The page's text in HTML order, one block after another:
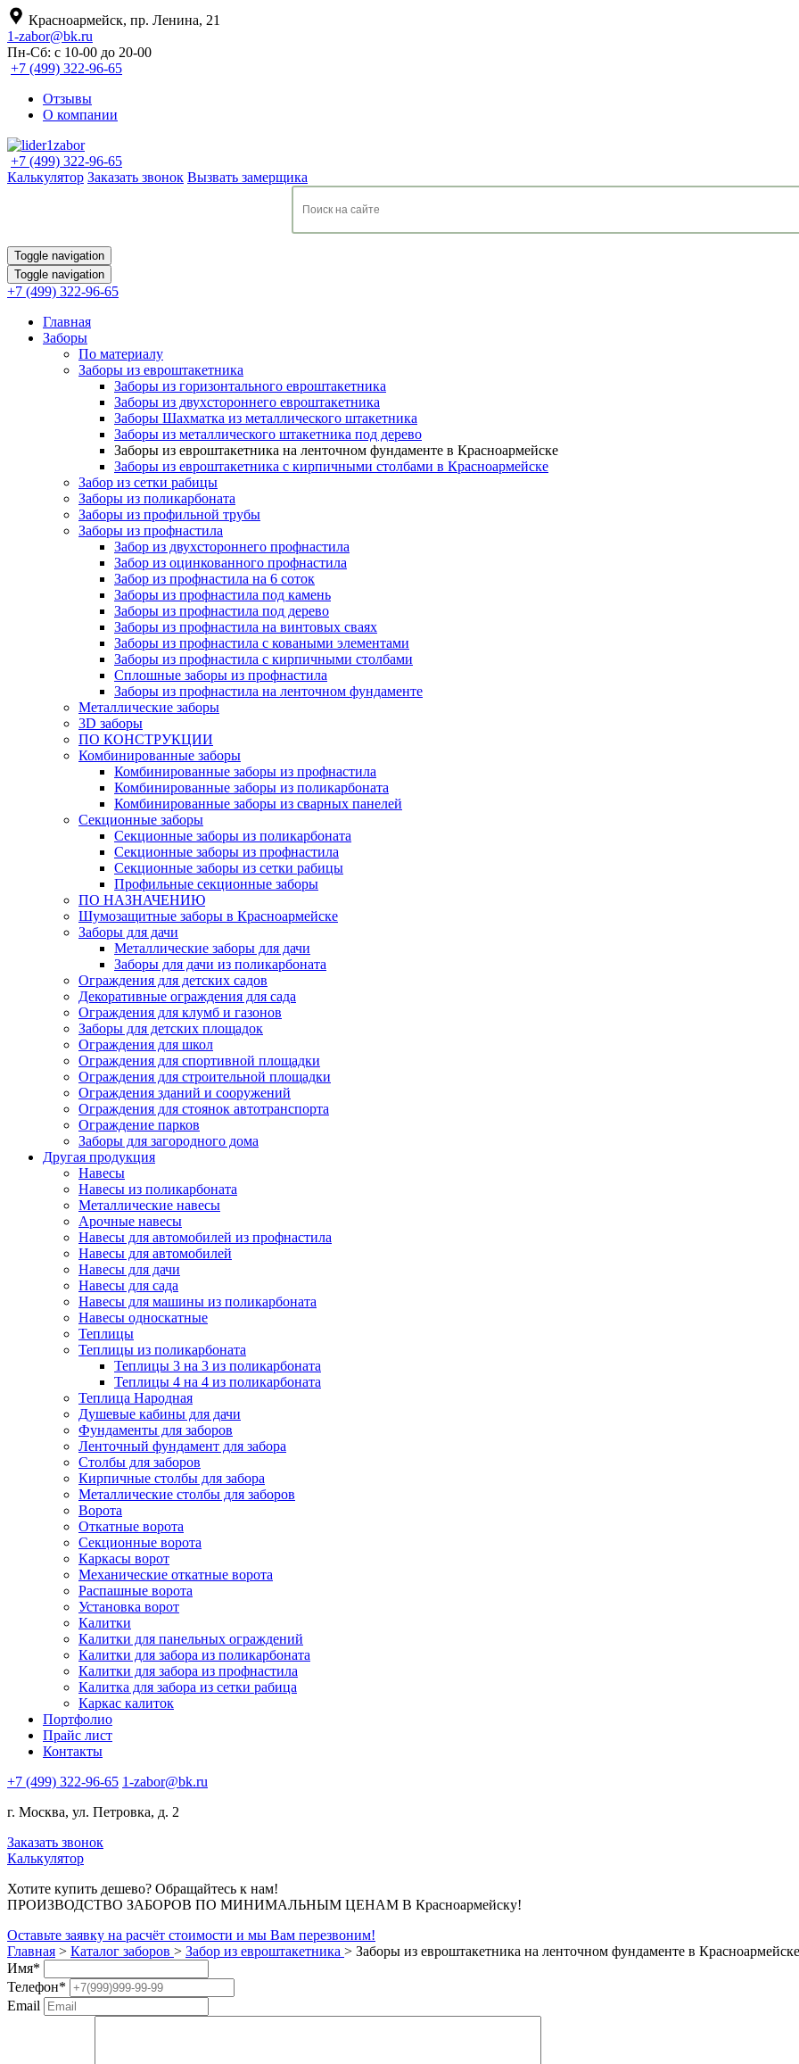
Красноармейск, пр. Ленина, 21
1-zabor@bk.ru
Пн-Сб: с 10-00 до 20-00
+7 (499) 322-96-65
Отзывы
О компании
+7 (499) 322-96-65
Калькулятор Заказать звонок Вызвать замерщика
Toggle navigation
Toggle navigation
+7 (499) 322-96-65
Главная
Заборы
По материалу
Заборы из евроштакетника
Заборы из горизонтального евроштакетника
Заборы из двухстороннего евроштакетника
Заборы Шахматка из металлического штакетника
Заборы из металлического штакетника под дерево
Заборы из евроштакетника на ленточном фундаменте в Красноармейске
Заборы из евроштакетника с кирпичными столбами в Красноармейске
Забор из сетки рабицы
Заборы из поликарбоната
Заборы из профильной трубы
Заборы из профнастила
Забор из двухстороннего профнастила
Забор из оцинкованного профнастила
Забор из профнастила на 6 соток
Заборы из профнастила под камень
Заборы из профнастила под дерево
Заборы из профнастила на винтовых сваях
Заборы из профнастила с коваными элементами
Заборы из профнастила с кирпичными столбами
Сплошные заборы из профнастила
Заборы из профнастила на ленточном фундаменте
Металлические заборы
3D заборы
ПО КОНСТРУКЦИИ
Комбинированные заборы
Комбинированные заборы из профнастила
Комбинированные заборы из поликарбоната
Комбинированные заборы из сварных панелей
Секционные заборы
Секционные заборы из поликарбоната
Секционные заборы из профнастила
Секционные заборы из сетки рабицы
Профильные секционные заборы
ПО НАЗНАЧЕНИЮ
Шумозащитные заборы в Красноармейске
Заборы для дачи
Металлические заборы для дачи
Заборы для дачи из поликарбоната
Ограждения для детских садов
Декоративные ограждения для сада
Ограждения для клумб и газонов
Заборы для детских площадок
Ограждения для школ
Ограждения для спортивной площадки
Ограждения для строительной площадки
Ограждения зданий и сооружений
Ограждения для стоянок автотранспорта
Ограждение парков
Заборы для загородного дома
Другая продукция
Навесы
Навесы из поликарбоната
Металлические навесы
Арочные навесы
Навесы для автомобилей из профнастила
Навесы для автомобилей
Навесы для дачи
Навесы для сада
Навесы для машины из поликарбоната
Навесы односкатные
Теплицы
Теплицы из поликарбоната
Теплицы 3 на 3 из поликарбоната
Теплицы 4 на 4 из поликарбоната
Теплица Народная
Душевые кабины для дачи
Фундаменты для заборов
Ленточный фундамент для забора
Столбы для заборов
Кирпичные столбы для забора
Металлические столбы для заборов
Ворота
Откатные ворота
Секционные ворота
Каркасы ворот
Механические откатные ворота
Распашные ворота
Установка ворот
Калитки
Калитки для панельных ограждений
Калитки для забора из поликарбоната
Калитки для забора из профнастила
Калитка для забора из сетки рабица
Каркас калиток
Портфолио
Прайс лист
Контакты
+7 (499) 322-96-65 1-zabor@bk.ru
г. Москва, ул. Петровка, д. 2
Заказать звонок
Калькулятор
Хотите купить дешево? Обращайтесь к нам!
ПРОИЗВОДСТВО ЗАБОРОВ ПО МИНИМАЛЬНЫМ ЦЕНАМ В Красноармейску!
Оставьте заявку на расчёт стоимости и мы Вам перезвоним!
Главная > Каталог заборов > Забор из евроштакетника > Заборы из евроштакетника на ленточном фундаменте в Красноармейске
Имя*
Телефон*
Email